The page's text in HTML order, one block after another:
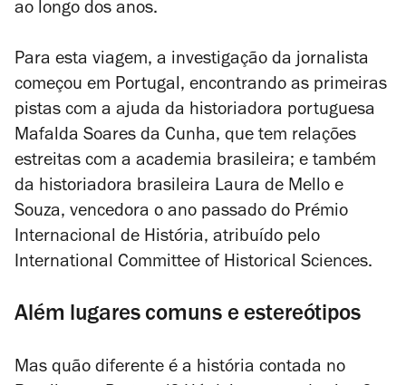
ao longo dos anos.
Para esta viagem, a investigação da jornalista
começou em Portugal, encontrando as primeiras
pistas com a ajuda da historiadora portuguesa
Mafalda Soares da Cunha, que tem relações
estreitas com a academia brasileira; e também
da historiadora brasileira Laura de Mello e
Souza, vencedora o ano passado do Prémio
Internacional de História, atribuído pelo
International Committee of Historical Sciences.
Além lugares comuns e estereótipos
Mas quão diferente é a história contada no